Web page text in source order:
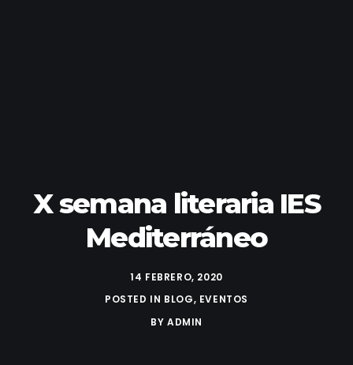
X semana literaria IES
Mediterráneo
14 FEBRERO, 2020
POSTED IN BLOG, EVENTOS
BY ADMIN